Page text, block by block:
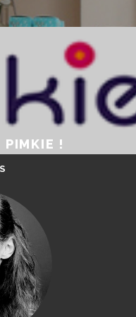
PIMKIE !